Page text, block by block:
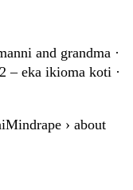
and grandma ·
– eka ikioma koti ·
› about